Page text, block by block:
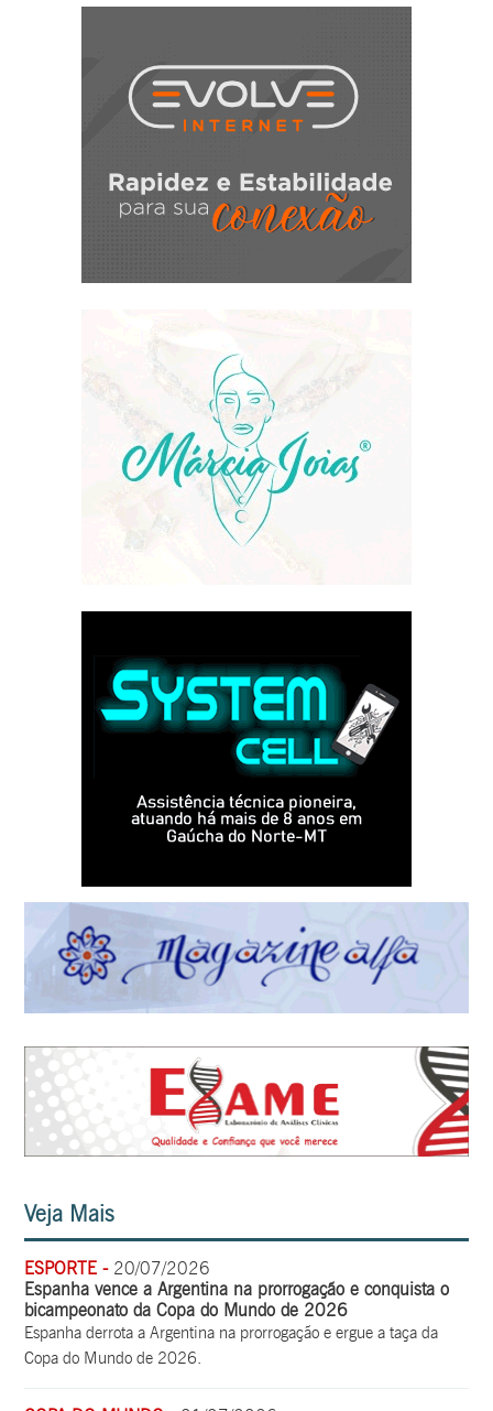
Veja Mais
ESPORTE -20/07/2026
Espanha vence a Argentina na prorrogação e conquista o
bicampeonato da Copa do Mundo de 2026
Espanha derrota a Argentina na prorrogação e ergue a taça da
Copa do Mundo de 2026.